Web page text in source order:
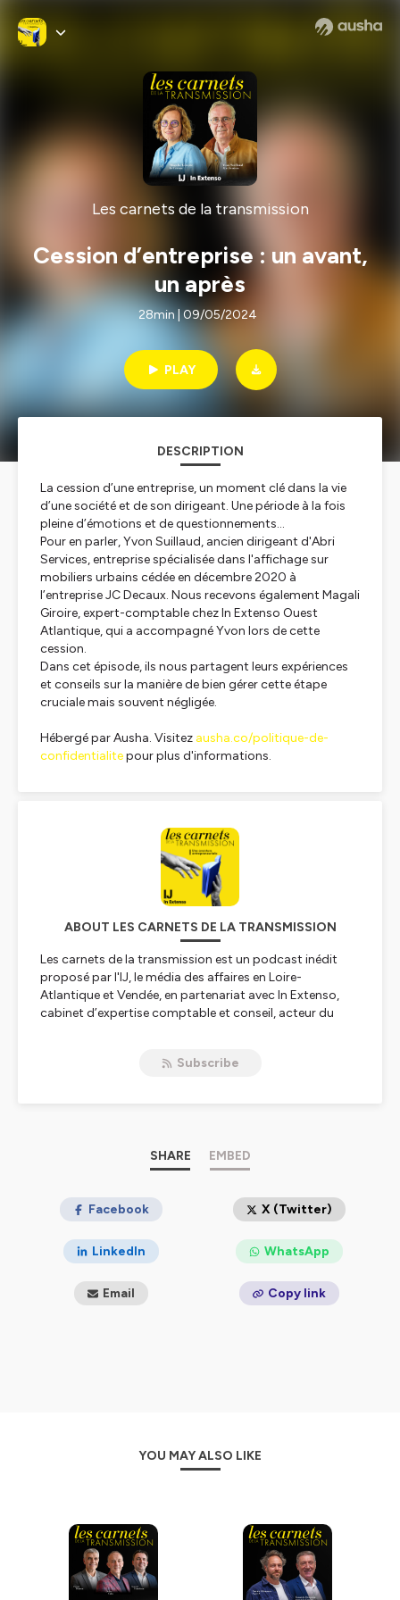
Les carnets de la transmission
Cession d’entreprise : un avant,
un après
28min | 09/05/2024
PLAY
DESCRIPTION
La cession d’une entreprise, un moment clé dans la vie
d’une société et de son dirigeant. Une période à la fois
pleine d’émotions et de questionnements…
Pour en parler, Yvon Suillaud, ancien dirigeant d'Abri
Services, entreprise spécialisée dans l'affichage sur
mobiliers urbains cédée en décembre 2020 à
l’entreprise JC Decaux. Nous recevons également Magali
Giroire, expert-comptable chez In Extenso Ouest
Atlantique, qui a accompagné Yvon lors de cette
cession.
Dans cet épisode, ils nous partagent leurs expériences
et conseils sur la manière de bien gérer cette étape
cruciale mais souvent négligée.
Hébergé par Ausha. Visitez ausha.co/politique-de-
confidentialitepour plus d'informations.
ABOUT LES CARNETS DE LA TRANSMISSION
Les carnets de la transmission est un podcast inédit
proposé par l'IJ, le média des affaires en Loire-
Atlantique et Vendée, en partenariat avec In Extenso,
cabinet d’expertise comptable et conseil, acteur du
Subscribe
SHARE EMBED
Facebook X (Twitter)
LinkedIn WhatsApp
Email Copy link
YOU MAY ALSO LIKE